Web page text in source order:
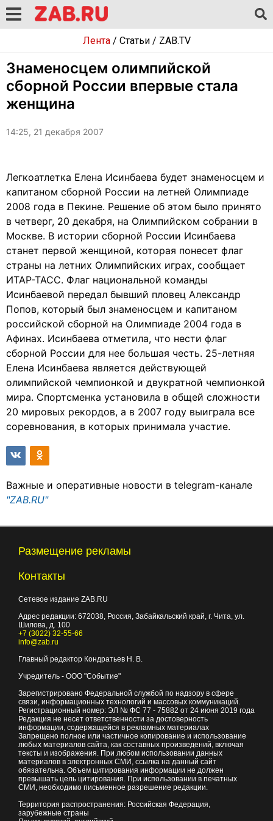
Лента/ Статьи/ ZAB.TV
Знаменосцем олимпийской
сборной России впервые стала
женщина
14:25, 21 декабря 2007
Легкоатлетка Елена Исинбаева будет знаменосцем и
капитаном сборной России на летней Олимпиаде
2008 года в Пекине. Решение об этом было принято
в четверг, 20 декабря, на Олимпийском собрании в
Москве. В истории сборной России Исинбаева
станет первой женщиной, которая понесет флаг
страны на летних Олимпийских играх, сообщает
ИТАР-ТАСС. Флаг национальной команды
Исинбаевой передал бывший пловец Александр
Попов, который был знаменосцем и капитаном
российской сборной на Олимпиаде 2004 года в
Афинах. Исинбаева отметила, что нести флаг
сборной России для нее большая честь. 25-летняя
Елена Исинбаева является действующей
олимпийской чемпионкой и двукратной чемпионкой
мира. Спортсменка установила в общей сложности
20 мировых рекордов, а в 2007 году выиграла все
соревнования, в которых принимала участие.
Важные и оперативные новости в telegram-канале
"ZAB.RU"
Размещение рекламы
Контакты
Сетевое издание ZAB.RU
Адрес редакции: 672038, Россия, Забайкальский край, г. Чита, ул.
Шилова, д. 100
+7 (3022) 32-55-66
info@zab.ru
Главный редактор Кондратьев Н. В.
Учредитель - ООО "Событие"
Зарегистрировано Федеральной службой по надзору в сфере
связи, информационных технологий и массовых коммуникаций.
Регистрационный номер: ЭЛ № ФС 77 - 75882 от 24 июня 2019 года
Редакция не несет ответственности за достоверность
информации, содержащейся в рекламных материалах
Запрещено полное или частичное копирование и использование
любых материалов сайта, как составных произведений, включая
тексты и изображения. При любом использовании данных
материалов в электронных СМИ, ссылка на данный сайт
обязательна. Объем цитирования информации не должен
превышать цель цитирования. При использовании в печатных
СМИ, необходимо письменное разрешение редакции.
Территория распространения: Российская Федерация,
зарубежные страны